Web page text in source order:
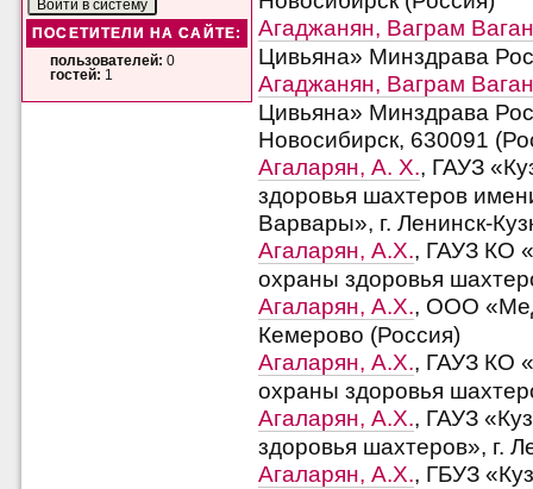
ПОСЕТИТЕЛИ НА САЙТЕ:
пользователей: 0
гостей: 1
Агаджанян, Ваграм
Цивьяна» Минздрава
Агаджанян, Ваграм
Цивьяна» Минздрава
Новосибирск, 630091
Агаларян, А. Х., ГАУЗ
здоровья шахтеров
Варвары», г. Ленинск-
Агаларян, А.Х., ГАУЗ КО
охраны здоровья
Агаларян, А.Х., ООО
Кемерово (Россия)
Агаларян, А.Х., ГАУЗ КО
охраны здоровья
Агаларян, А.Х., ГАУЗ
здоровья шахтеров», г.
Агаларян, А.Х., ГБУЗ